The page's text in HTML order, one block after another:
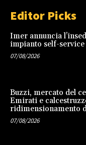
Editor Picks
Imer annuncia
impianto self-
07/08/2026
Buzzi, mercato del
Emirati e
ridimensionamento
07/08/2026